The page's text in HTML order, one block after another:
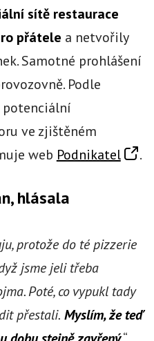
sítě restaurace
přátele a netvořily
Samotné prohlášení
Podle
potenciální
ve zjištěném
web Podnikatel .
hlásala
protože do té pizzerie
jsme jeli třeba
Poté, co vypukl tady
přestali. Myslím, že teď